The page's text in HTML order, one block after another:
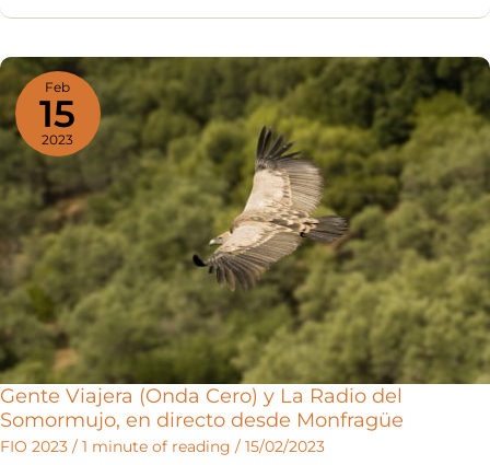
con
lo
mejor
del
turismo
ornitológico
Feb
15
2023
Gente Viajera (Onda Cero) y La Radio del
Somormujo, en directo desde Monfragüe
FIO 2023 / 1 minute of reading / 15/02/2023